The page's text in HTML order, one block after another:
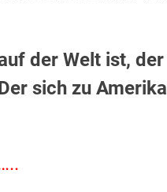
der Welt ist, der
sich zu Amerika